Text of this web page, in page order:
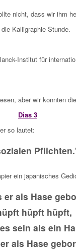
nicht, dass wir ihm
Kalligraphie-Stunde.
Institut für
aber wir konnten
Dias 3
so lautet:
ein japanisches
als Hase
hüpft hüpft,
sein als ein
als Hase